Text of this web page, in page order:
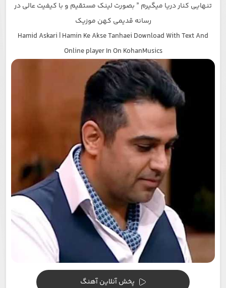
تنهایی کنار دریا میگیرم ” بصورت لینک مستقیم و با کیفیت عالی در
رسانه قدیمی کهن موزیک
Hamid Askari | Hamin Ke Akse Tanhaei Download With Text And
Online player In On KohanMusics
پخش آنلاین آهنگ